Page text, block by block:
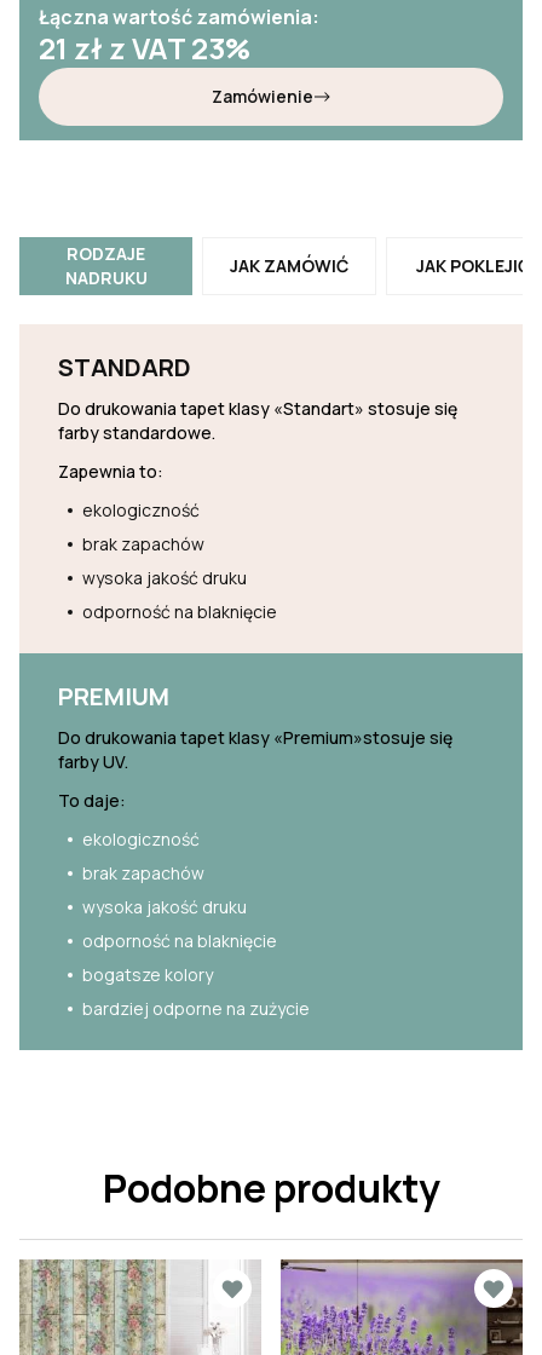
Łączna wartość zamówienia:
21 zł z VAT 23%
Zamówienie
RODZAJE
NADRUKU
JAK ZAMÓWIĆ JAK POKLEJIĆ
STANDARD
Do drukowania tapet klasy «Standart» stosuje się
farby standardowe.
Zapewnia to:
ekologiczność
brak zapachów
wysoka jakość druku
odporność na blaknięcie
PREMIUM
Do drukowania tapet klasy «Premium»stosuje się
farby UV.
To daje:
ekologiczność
brak zapachów
wysoka jakość druku
odporność na blaknięcie
bogatsze kolory
bardziej odporne na zużycie
Podobne produkty